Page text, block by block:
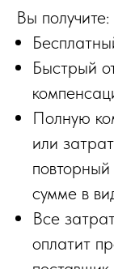
Вы получите:
Быстрый
Полную
или
сумме в
Все
оплатит